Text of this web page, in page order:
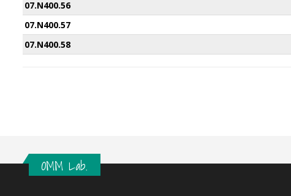
07.N400.56
07.N400.57
07.N400.58
OMM Lab.